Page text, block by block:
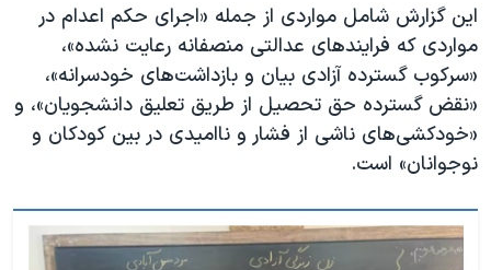
این گزارش شامل مواردی از جمله «اجرای حکم اعدام در
مواردی که فرایندهای عدالتی منصفانه رعایت نشده»،
«سرکوب گسترده آزادی بیان و بازداشت‌های خودسرانه»،
«نقض گسترده حق تحصیل از طریق تعلیق دانشجویان»، و
«خودکشی‌های ناشی از فشار و ناامیدی در بین کودکان و
نوجوانان» است.